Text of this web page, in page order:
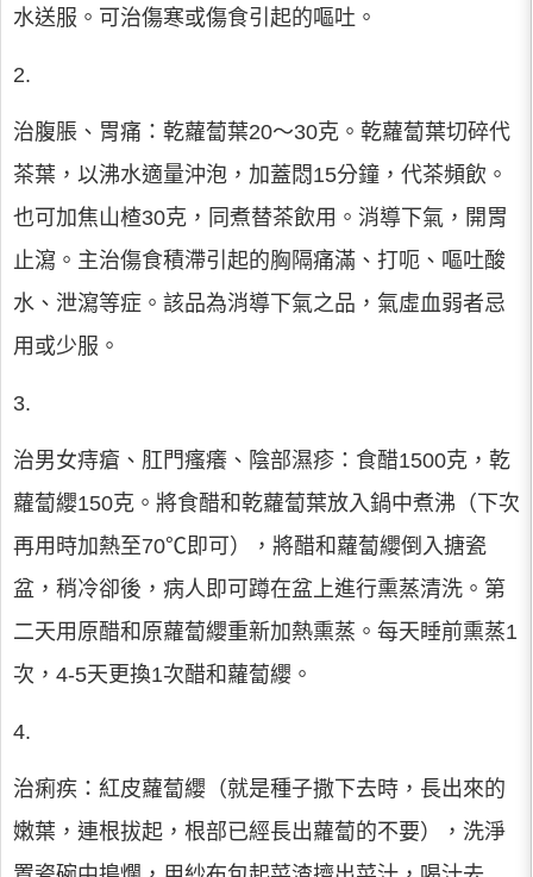
水送服。可治傷寒或傷食引起的嘔吐。
2.
治腹脹、胃痛：乾蘿蔔葉20～30克。乾蘿蔔葉切碎代
茶葉，以沸水適量沖泡，加蓋悶15分鐘，代茶頻飲。
也可加焦山楂30克，同煮替茶飲用。消導下氣，開胃
止瀉。主治傷食積滯引起的胸隔痛滿、打呃、嘔吐酸
水、泄瀉等症。該品為消導下氣之品，氣虛血弱者忌
用或少服。
3.
治男女痔瘡、肛門瘙癢、陰部濕疹：食醋1500克，乾
蘿蔔纓150克。將食醋和乾蘿蔔葉放入鍋中煮沸（下次
再用時加熱至70℃即可），將醋和蘿蔔纓倒入搪瓷
盆，稍冷卻後，病人即可蹲在盆上進行熏蒸清洗。第
二天用原醋和原蘿蔔纓重新加熱熏蒸。每天睡前熏蒸1
次，4-5天更換1次醋和蘿蔔纓。
4.
治痢疾：紅皮蘿蔔纓（就是種子撒下去時，長出來的
嫩葉，連根拔起，根部已經長出蘿蔔的不要），洗淨